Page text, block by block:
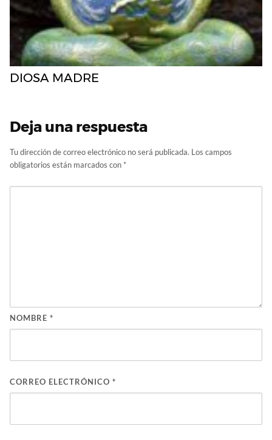
DIOSA MADRE
Deja una respuesta
Tu dirección de correo electrónico no será publicada. Los campos
obligatorios están marcados con *
NOMBRE *
CORREO ELECTRÓNICO *